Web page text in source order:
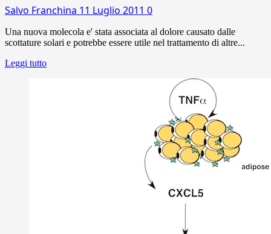
Salvo Franchina 11 Luglio 2011 0
Una nuova molecola e' stata associata al dolore causato dalle
scottature solari e potrebbe essere utile nel trattamento di altre...
Leggi tutto